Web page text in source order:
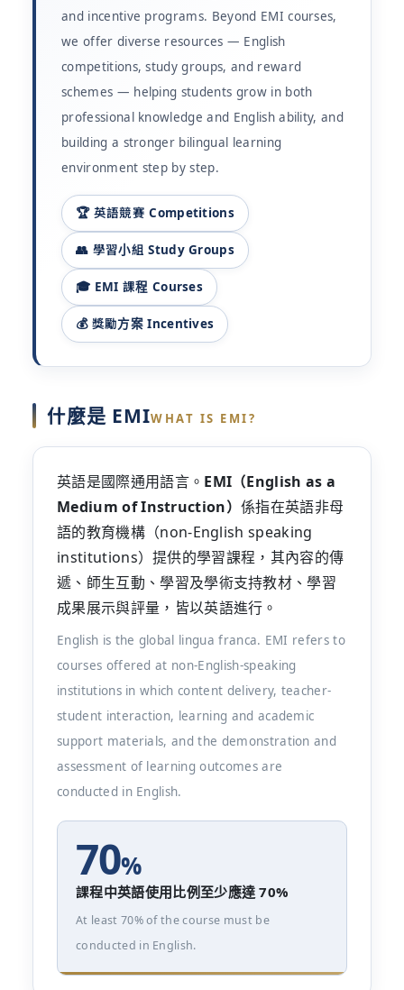
and incentive programs. Beyond EMI courses,
we offer diverse resources — English
competitions, study groups, and reward
schemes — helping students grow in both
professional knowledge and English ability, and
building a stronger bilingual learning
environment step by step.
🏆 英語競賽 Competitions
👥 學習小組 Study Groups
🎓 EMI 課程 Courses
💰 獎勵方案 Incentives
什麼是 EMIWHAT IS EMI?
英語是國際通用語言。 EMI（English as a
Medium of Instruction）係指在英語非母
語的教育機構（non-English speaking
institutions）提供的學習課程，其內容的傳
遞、師生互動、學習及學術支持教材、學習
成果展示與評量，皆以英語進行。
English is the global lingua franca. EMI refers to
courses offered at non-English-speaking
institutions in which content delivery, teacher-
student interaction, learning and academic
support materials, and the demonstration and
assessment of learning outcomes are
conducted in English.
70%
課程中英語使用比例至少應達 70%
At least 70% of the course must be
conducted in English.